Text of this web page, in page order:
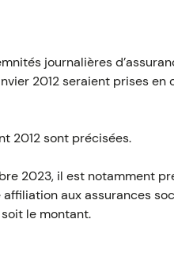
journalières
2012 seraient prises en
2012 sont précisées.
2023, il est notamment
aux assurances
le montant.